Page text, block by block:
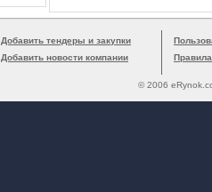
Добавить тендеры и закупки
Добавить новости компании
© 2006